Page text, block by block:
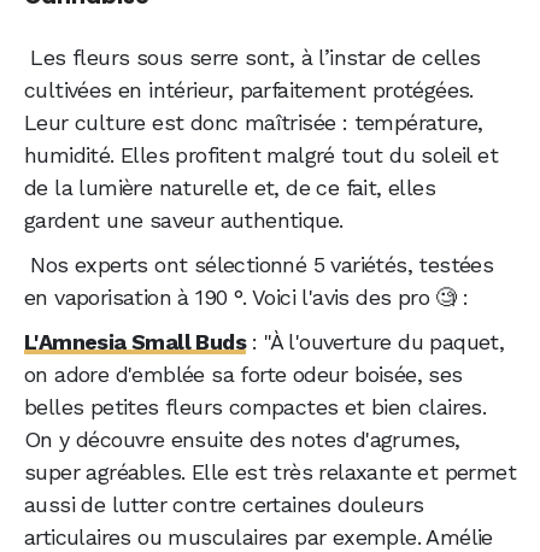
Les fleurs sous serre sont, à l’instar de celles
cultivées en intérieur, parfaitement protégées.
Leur culture est donc maîtrisée : température,
humidité. Elles profitent malgré tout du soleil et
de la lumière naturelle et, de ce fait, elles
gardent une saveur authentique.
Nos experts ont sélectionné 5 variétés, testées
en vaporisation à 190 °. Voici l'avis des pro 🧐 :
L'Amnesia Small Buds: "À l'ouverture du paquet,
on adore d'emblée sa forte odeur boisée, ses
belles petites fleurs compactes et bien claires.
On y découvre ensuite des notes d'agrumes,
super agréables. Elle est très relaxante et permet
aussi de lutter contre certaines douleurs
articulaires ou musculaires par exemple. Amélie